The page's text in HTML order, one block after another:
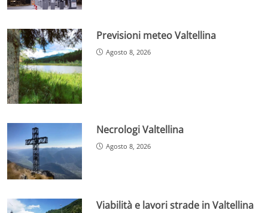
Previsioni meteo Valtellina
Agosto 8, 2026
Necrologi Valtellina
Agosto 8, 2026
Viabilità e lavori strade in Valtellina